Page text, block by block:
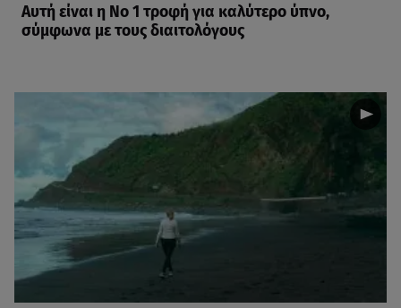
Αυτή είναι η Νο 1 τροφή για καλύτερο ύπνο,
σύμφωνα με τους διαιτολόγους